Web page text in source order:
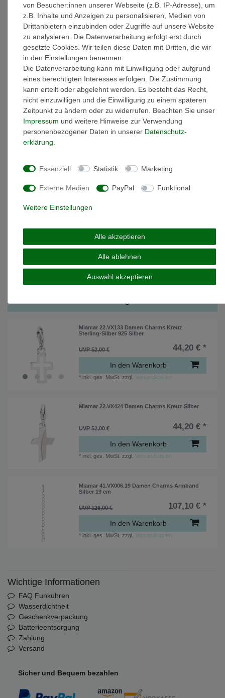
Weitere Details
EU-Responsible Person
Marke: Miamar
Artikelnummer: 22.VX425
Material: Sterling-Silber 925
Oberfläche: glänzend
Farbe: weiß
Steine: Zirkonia
Anhängerform: Kreuz
Charms Länge: 22,4 mm
Charms Breite: 10 mm
Durch die Rhodinierung wird ihr Silberschmuckstück
wird in einer Verpackung geliefert
MEGA DEALS
Miamar 22.VX133 Damen Charms Kreuz
Sterling-Silber 925 Silber
UVP 52,00 € 44,20 € *
In den Warenkorb
* inkl. ges. MwSt. zzgl. Versandkosten
Miamar 22.VX424 Damen Charms Kreuz Silber
UVP 52,00 € 44,20 € *
In den Warenkorb
* inkl. ges. MwSt. zzgl. Versandkosten
Miamar 41.VX006.19 Damen Charms Armband
Silber 19 cm
UVP 126,00 € 107,10 € *
In den Warenkorb
* inkl. ges. MwSt. zzgl. Versandkosten
Wichtige Informationen
FAQ Funkuhren
Wasserdichtheit
Geschenkverpackung
Batterieentsorgung
Zahlung
Versand
Sicher und Bequem bezahlen
von Besucher:innen unserer Webseite (z.B. IP-Adresse), um
z.B. Inhalte und Anzeigen zu personalisieren, Medien von
Drittanbietern einzubinden oder Zugriffe auf unsere Website
zu analysieren. Die Datenverarbeitung erfolgt erst durch
gesetzte Cookies. Wir teilen diese Daten mit Dritten, die wir
in den Einstellungen benennen.
Die Datenverarbeitung kann mit Einwilligung oder aufgrund
eines berechtigten Interesses erfolgen. Die Zustimmung
kann erteilt oder abgelehnt werden. Es besteht das Recht,
nicht einzuwilligen und die Einwilligung zu einem späteren
Zeitpunkt zu ändern oder zu widerrufen. Beachten Sie unser
Impressum und weitere Hinweise zur Verwendung
personenbezogener Daten in unserer Daten­schutz­
erklärung
Essenziell Statistik Marketing
Externe Medien PayPal Funktional
Weitere Einstellungen
Alle akzeptieren
Alle ablehnen
Auswahl akzeptieren